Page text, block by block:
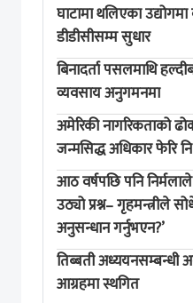
घाटामा थलिएका
डीडीसीसम्म सुधार
बिनादर्ता पसलमाथि
व्यवसाय अनुगमनमा
अमेरिकी नागरिकताको
जन्मसिद्ध अधिकार फेरि
आठ वर्षपछि पनि
उठ्यो प्रश्न– गृहमन्त्रीले
अनुसन्धान गर्नुभएन?’
तिब्बती अध्ययनसम्बन्धी
आग्रहमा स्थगित